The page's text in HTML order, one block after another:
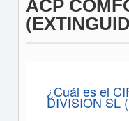
ACP
¿Cuál es el
DIVISION SL